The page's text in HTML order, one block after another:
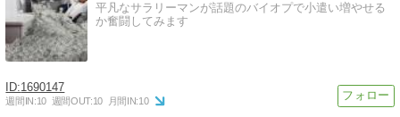
平凡なサラリーマンが話題のバイオプで小遣い増やせる
か奮闘してみます
1690147
週間IN:10 週間OUT:10 月間IN:10